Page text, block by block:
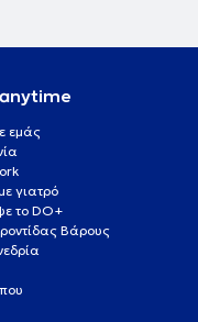
εμάς
γιατρό
το DO+
Βάρους